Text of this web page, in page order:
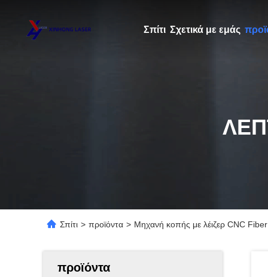
Σπίτι Σχετικά με εμάς
Σπίτι > προϊόντα > Μηχανή κοπής με λέιζερ CNC
προϊόντα